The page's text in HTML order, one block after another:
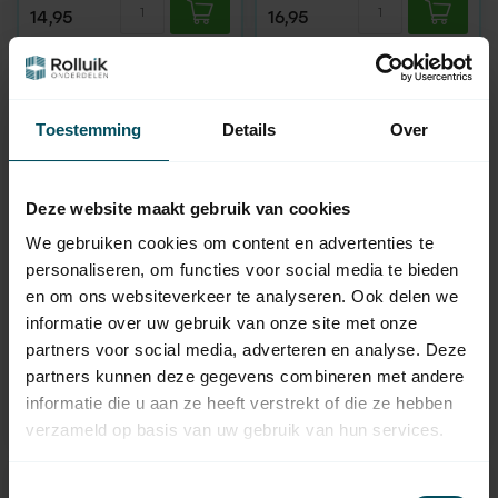
Toestemming Details Over
Deze website maakt gebruik van cookies
We gebruiken cookies om content en advertenties te
personaliseren, om functies voor social media te bieden
en om ons websiteverkeer te analyseren. Ook delen we
informatie over uw gebruik van onze site met onze
partners voor social media, adverteren en analyse. Deze
partners kunnen deze gegevens combineren met andere
informatie die u aan ze heeft verstrekt of die ze hebben
verzameld op basis van uw gebruik van hun services.
14,95 16,95
SIRAL
Guide de sangle
rosette en plastique
En stock
Dyneema 1,5 mm,
flexible, blanc
En stock